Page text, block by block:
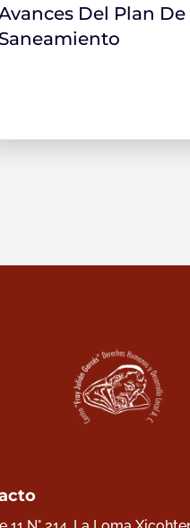
Del Plan De
Saneamiento